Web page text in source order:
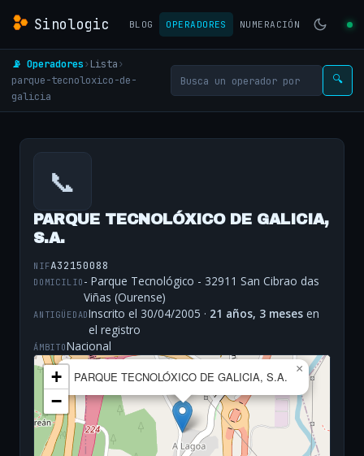
Sinologic BLOG OPERADORES NUMERACIÓN
📡 Operadores› Lista›
parque-tecnoloxico-de-
galicia
🔍
📞
PARQUE TECNOLÓXICO DE GALICIA,
S.A.
NIFA32150088
DOMICILIO - Parque Tecnológico - 32911 San Cibrao das
Viñas (Ourense)
ANTIGÜEDADInscrito el 30/04/2005 · 21 años, 3 meses en
el registro
ÁMBITONacional
PARQUE TECNOLÓXICO DE GALICIA, S.A.
×
+
−